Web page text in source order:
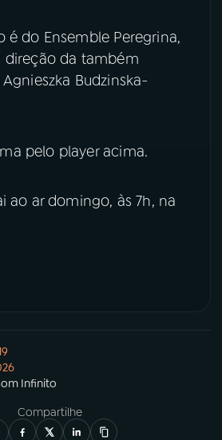
é do Ensemble Peregrina,
direção da também
Budzinska-
pelo player acima.
ao ar domingo, às 7h, na
Infinito
Compartilhe